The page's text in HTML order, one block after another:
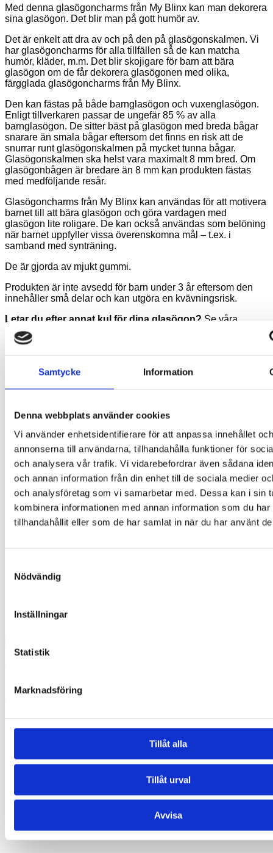
Samtycke Information
Denna webbplats använder cookies
Vi använder enhetsidentifierare för att anpassa innehållet och
annonserna till användarna, tillhandahålla funktioner för
och analysera vår trafik. Vi vidarebefordrar även sådana
och annan information från din enhet till de sociala medier
och analysföretag som vi samarbetar med. Dessa kan i sin
kombinera informationen med annan information som du har
tillhandahållit eller som de har samlat in när du har använt
Nödvändig
Inställningar
Statistik
Marknadsföring
Tillåt alla
Tillåt urval
Avvisa
Med denna glasögoncharms från My Blinx kan man dekorera
sina glasögon. Det blir man på gott humör av.
Det är enkelt att dra av och på den på glasögonskalmen. Vi
har glasögoncharms för alla tillfällen så de kan matcha
humör, kläder, m.m. Det blir skojigare för barn att bära
glasögon om de får dekorera glasögonen med olika,
färgglada glasögoncharms från My Blinx.
Den kan fästas på både barnglasögon och vuxenglasögon.
Enligt tillverkaren passar de ungefär 85 % av alla
barnglasögon. De sitter bäst på glasögon med breda bågar
snarare än smala bågar eftersom det finns en risk att de
snurrar runt glasögonskalmen på mycket tunna bågar.
Glasögonskalmen ska helst vara maximalt 8 mm bred. Om
glasögonbågen är bredare än 8 mm kan produkten fästas
med medföljande resår.
Glasögoncharms från My Blinx kan användas för att motivera
barnet till att bära glasögon och göra vardagen med
glasögon lite roligare. De kan också användas som belöning
när barnet uppfyller vissa överenskomna mål – t.ex. i
samband med synträning.
De är gjorda av mjukt gummi.
Produkten är inte avsedd för barn under 3 år eftersom den
innehåller små delar och kan utgöra en kvävningsrisk.
Letar du efter annat kul för dina glasögon? Se våra
glasögonhållare
Lägg till i varukorg